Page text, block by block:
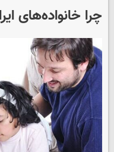
چرا خانواده‌های